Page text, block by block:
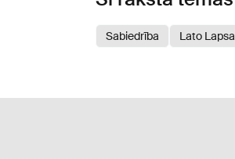
Sabiedrība Lato Lapsa